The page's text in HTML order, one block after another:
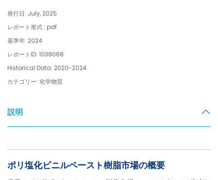
発行日: July, 2025
レポート形式 : pdf
基準年: 2024
レポートID: 1038068
Historical Data: 2020-2024
カテゴリー: 化学物質
説明
ポリ塩化ビニルペースト樹脂市場の概要